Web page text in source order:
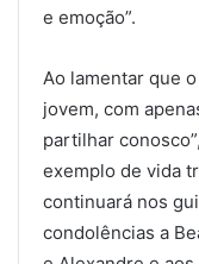
e emoção”.
Ao lamentar que
jovem, com
partilhar
exemplo de vida
continuará nos
condolências a